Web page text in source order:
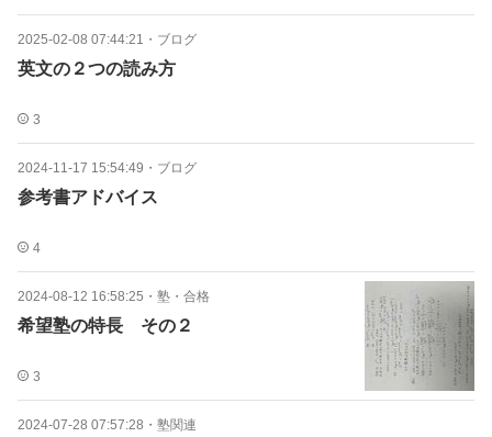
2025-02-08 07:44:21 ・ ブログ
英文の２つの読み方
3
2024-11-17 15:54:49 ・ ブログ
参考書アドバイス
4
2024-08-12 16:58:25 ・ 塾・合格
希望塾の特長 その２
3
2024-07-28 07:57:28 ・ 塾関連